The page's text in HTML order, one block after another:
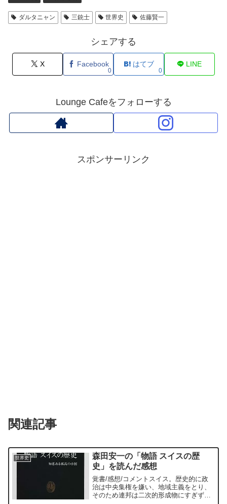
ダルタニャン 三銃士 世界史 佐藤賢一
シェアする
X Facebook
0
はてブ
0
LINE
Lounge Cafeをフォローする
スポンサーリンク
関連記事
世界史
森田安一の「物語 スイスの歴
史」を読んだ感想
覚書/感想/コメントスイス。歴史的に政
治は中央集権を嫌い、地域主義をとり、
そのため連邦は二次的形成物にすぎず、